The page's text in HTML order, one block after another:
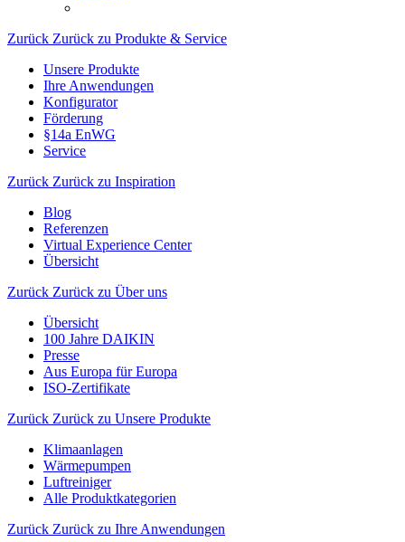
Zurück Zurück zu Produkte & Service
Unsere Produkte
Ihre Anwendungen
Konfigurator
Förderung
§14a EnWG
Service
Zurück Zurück zu Inspiration
Blog
Referenzen
Virtual Experience Center
Übersicht
Zurück Zurück zu Über uns
Übersicht
100 Jahre DAIKIN
Presse
Aus Europa für Europa
ISO-Zertifikate
Zurück Zurück zu Unsere Produkte
Klimaanlagen
Wärmepumpen
Luftreiniger
Alle Produktkategorien
Zurück Zurück zu Ihre Anwendungen